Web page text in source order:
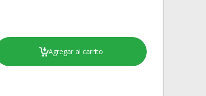
Agregar al carrito